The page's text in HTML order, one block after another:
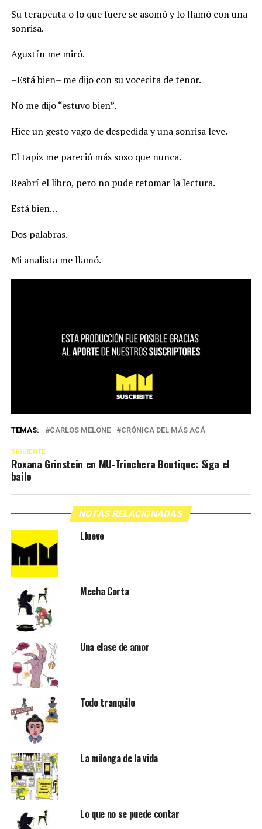
Su terapeuta o lo que fuere se asomó y lo llamó con una
sonrisa.
Agustín me miró.
–Está bien– me dijo con su vocecita de tenor.
No me dijo “estuvo bien”.
Hice un gesto vago de despedida y una sonrisa leve.
El tapiz me pareció más soso que nunca.
Reabrí el libro, pero no pude retomar la lectura.
Está bien…
Dos palabras.
Mi analista me llamó.
TEMAS: CARLOS MELONE CRÓNICA DEL MÁS ACÁ
SIGUIENTE
Roxana Grinstein en MU-Trinchera Boutique: Siga el
baile
NOTAS RELACIONADAS
Llueve
Mecha Corta
Una clase de amor
Todo tranquilo
La milonga de la vida
Lo que no se puede contar